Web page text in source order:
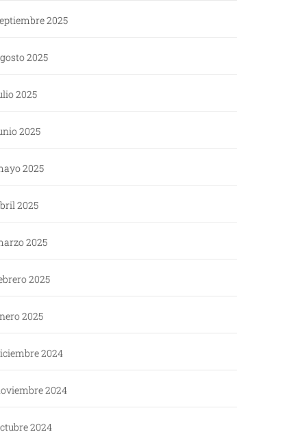
2025
2025
2025
2025
2025
2025
2025
2025
2025
2024
2024
2024